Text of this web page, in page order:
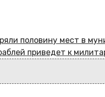
половину мест в
приведет к